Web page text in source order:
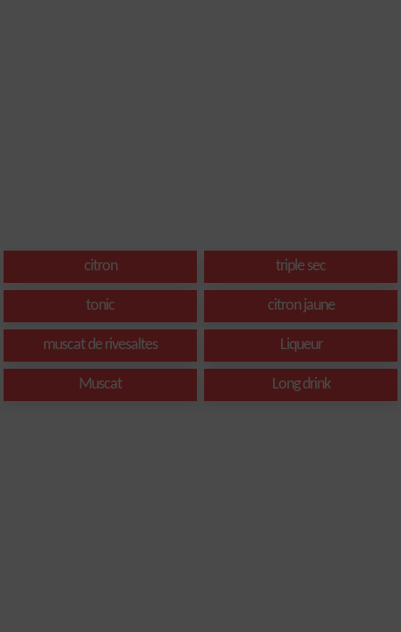
citron triple sec
tonic citron jaune
muscat de rivesaltes Liqueur
Muscat Long drink